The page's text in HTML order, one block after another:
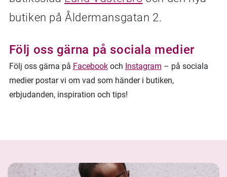
butiken på Åldermansgatan 2.
Följ oss gärna på sociala medier
Följ oss gärna på Facebookoch Instagram – på sociala
medier postar vi om vad som händer i butiken,
erbjudanden, inspiration och tips!